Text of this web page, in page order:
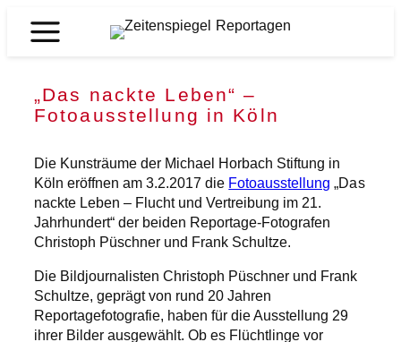
Inhalt
Zeitenspiegel
„Das nackte Leben“ –
Fotoausstellung in Köln
Die Kunsträume der Michael Horbach Stiftung in
Köln eröffnen am 3.2.2017 die Fotoausstellung „Das
nackte Leben – Flucht und Vertreibung im 21.
Jahrhundert“ der beiden Reportage-Fotografen
Christoph Püschner und Frank Schultze.
Die Bildjournalisten Christoph Püschner und Frank
Schultze, geprägt von rund 20 Jahren
Reportagefotografie, haben für die Ausstellung 29
ihrer Bilder ausgewählt. Ob es Flüchtlinge vor